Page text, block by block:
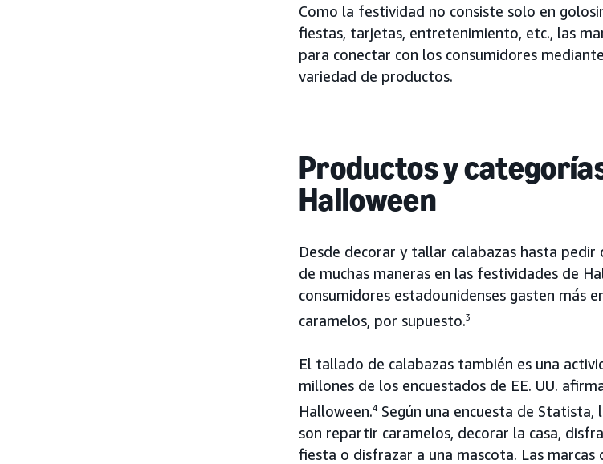
Como la festividad no consiste solo en
fiestas, tarjetas, entretenimiento, etc., las
para conectar con los consumidores
variedad de productos.
Productos y
Halloween
Desde decorar y tallar calabazas hasta
de muchas maneras en las festividades de
consumidores estadounidenses gasten más
caramelos, por supuesto.3
El tallado de calabazas también es una
millones de los encuestados de EE. UU.
Halloween.4 Según una encuesta de
son repartir caramelos, decorar la casa,
fiesta o disfrazar a una mascota. Las